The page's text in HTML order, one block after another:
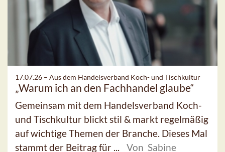
17.07.26 – Aus dem Handelsverband Koch- und Tischkultur
„Warum ich an den Fachhandel glaube“
Gemeinsam mit dem Handelsverband Koch-
und Tischkultur blickt stil & markt regelmäßig
auf wichtige Themen der Branche. Dieses Mal
stammt der Beitrag für ...
Von Sabine